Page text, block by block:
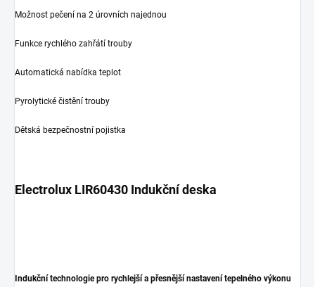
Možnost pečení na 2 úrovních najednou
Funkce rychlého zahřátí trouby
Automatická nabídka teplot
Pyrolytické čistění trouby
Dětská bezpečnostní pojistka
Electrolux LIR60430 Indukční deska
Indukční technologie pro rychlejší a přesnější nastavení tepelného výkonu